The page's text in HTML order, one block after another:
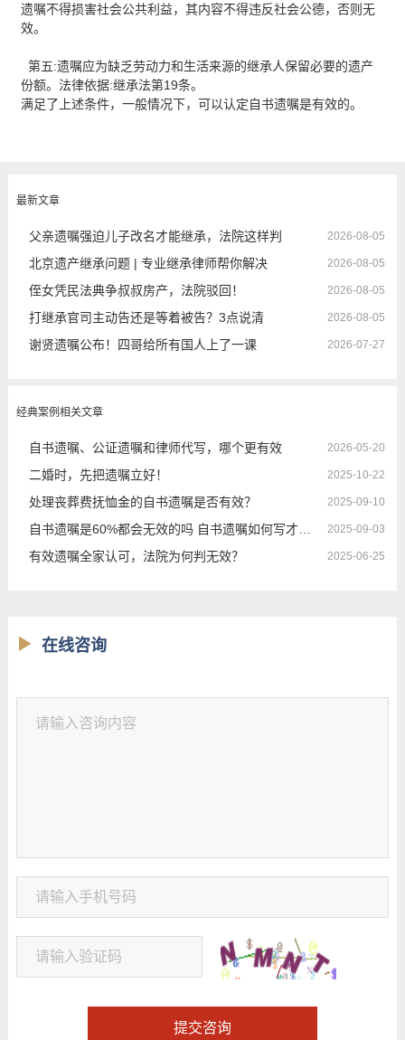
遗嘱不得损害社会公共利益，其内容不得违反社会公德，否则无
效。
第五:遗嘱应为缺乏劳动力和生活来源的继承人保留必要的遗产
份额。法律依据:继承法第19条。
满足了上述条件，一般情况下，可以认定自书遗嘱是有效的。
最新文章
2026-08-05
父亲遗嘱强迫儿子改名才能继承，法院这样判
2026-08-05
北京遗产继承问题 | 专业继承律师帮你解决
2026-08-05
侄女凭民法典争叔叔房产，法院驳回！
2026-08-05
打继承官司主动告还是等着被告？3点说清
2026-07-27
谢贤遗嘱公布！四哥给所有国人上了一课
经典案例相关文章
2026-05-20
自书遗嘱、公证遗嘱和律师代写，哪个更有效
2025-10-22
二婚时，先把遗嘱立好！
2025-09-10
处理丧葬费抚恤金的自书遗嘱是否有效？
2025-09-03
自书遗嘱是60%都会无效的吗 自书遗嘱如何写才有效
2025-06-25
有效遗嘱全家认可，法院为何判无效？
在线咨询
提交咨询